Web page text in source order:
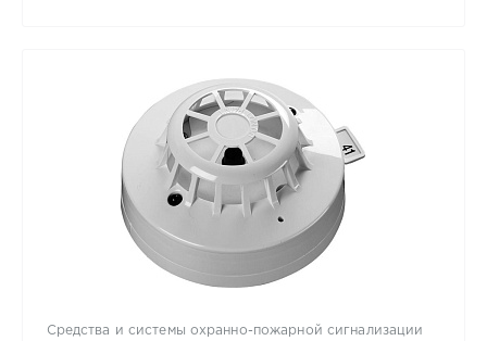
Средства и системы охранно-пожарной сигнализации